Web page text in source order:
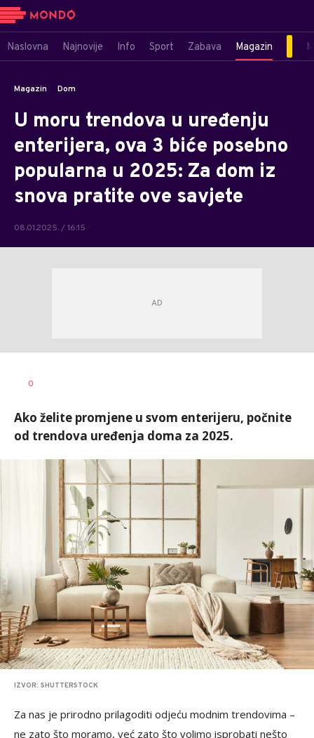
Naslovna Najnovije Info Sport Zabava Magazin
Magazin Dom
U moru trendova u uređenju
enterijera, ova 3 biće posebno
popularna u 2025: Za dom iz
snova pratite ove savjete
08.01.2025. / 16:15
AUTOR
0
Ako želite promjene u svom enterijeru, počnite
od trendova uređenja doma za 2025.
IZVOR: SHUTTERSTOCK
Za nas je prirodno prilagoditi odjeću modnim trendovima –
ne zato što moramo, već zato što volimo isprobati nešto